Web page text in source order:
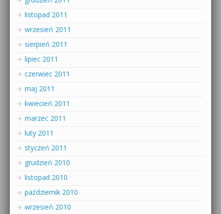
listopad 2011
wrzesień 2011
sierpień 2011
lipiec 2011
czerwiec 2011
maj 2011
kwiecień 2011
marzec 2011
luty 2011
styczeń 2011
grudzień 2010
listopad 2010
październik 2010
wrzesień 2010